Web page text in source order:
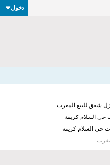
دخول
شقق للبيع المغرب
حي السلام كريمة